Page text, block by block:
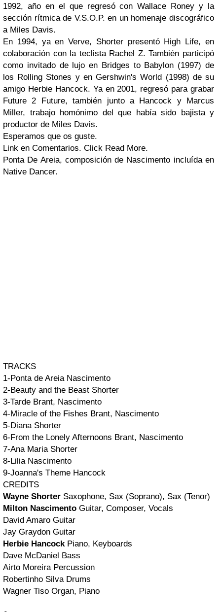
1992, año en el que regresó conWallace Roney y la
sección rítmica de V.S.O.P.en un homenaje discográfico
a Miles Davis.
En 1994, ya enVerve, Shorterpresentó High Life, en
colaboración con la teclista Rachel Z. También participó
como invitado de lujo en Bridges to Babylon (1997) de
los Rolling Stones y enGershwin's World (1998) de su
amigo Herbie Hancock. Ya en 2001, regresó para grabar
Future 2 Future, también junto a Hancock y Marcus
Miller, trabajo homónimo del que había sido bajista y
productor de Miles Davis.
Esperamos que os guste.
Link en Comentarios. Click Read More.
Ponta De Areia, composición de Nascimento incluída en
Native Dancer.
TRACKS
1-Ponta de Areia Nascimento
2-Beauty and the Beast Shorter
3-Tarde Brant, Nascimento
4-Miracle of the Fishes Brant, Nascimento
5-DianaShorter
6-From the Lonely Afternoons Brant, Nascimento
7-Ana MariaShorter
8-LiliaNascimento
9-Joanna's Theme Hancock
CREDITS
Wayne Shorter Saxophone, Sax (Soprano), Sax (Tenor)
Milton Nascimento Guitar, Composer, Vocals
David Amaro Guitar
Jay Graydon Guitar
Herbie Hancock Piano, Keyboards
Dave McDaniel Bass
Airto MoreiraPercussion
Robertinho SilvaDrums
Wagner Tiso Organ, Piano